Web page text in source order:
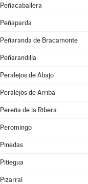
Peñacaballera
Peñaparda
Peñaranda de Bracamonte
Peñarandilla
Peralejos de Abajo
Peralejos de Arriba
Pereña de la Ribera
Peromingo
Pinedas
Pitiegua
Pizarral